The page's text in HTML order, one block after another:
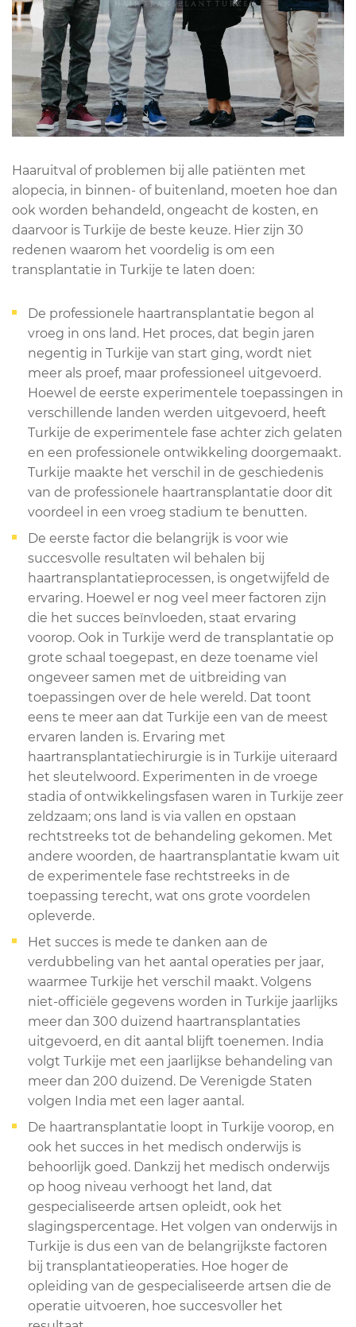
Haaruitval of problemen bij alle patiënten met
alopecia, in binnen- of buitenland, moeten hoe dan
ook worden behandeld, ongeacht de kosten, en
daarvoor is Turkije de beste keuze. Hier zijn 30
redenen waarom het voordelig is om een
transplantatie in Turkije te laten doen:
De professionele haartransplantatie begon al
vroeg in ons land. Het proces, dat begin jaren
negentig in Turkije van start ging, wordt niet
meer als proef, maar professioneel uitgevoerd.
Hoewel de eerste experimentele toepassingen in
verschillende landen werden uitgevoerd, heeft
Turkije de experimentele fase achter zich gelaten
en een professionele ontwikkeling doorgemaakt.
Turkije maakte het verschil in de geschiedenis
van de professionele haartransplantatie door dit
voordeel in een vroeg stadium te benutten.
De eerste factor die belangrijk is voor wie
succesvolle resultaten wil behalen bij
haartransplantatieprocessen, is ongetwijfeld de
ervaring. Hoewel er nog veel meer factoren zijn
die het succes beïnvloeden, staat ervaring
voorop. Ook in Turkije werd de transplantatie op
grote schaal toegepast, en deze toename viel
ongeveer samen met de uitbreiding van
toepassingen over de hele wereld. Dat toont
eens te meer aan dat Turkije een van de meest
ervaren landen is. Ervaring met
haartransplantatiechirurgie is in Turkije uiteraard
het sleutelwoord. Experimenten in de vroege
stadia of ontwikkelingsfasen waren in Turkije zeer
zeldzaam; ons land is via vallen en opstaan
rechtstreeks tot de behandeling gekomen. Met
andere woorden, de haartransplantatie kwam uit
de experimentele fase rechtstreeks in de
toepassing terecht, wat ons grote voordelen
opleverde.
Het succes is mede te danken aan de
verdubbeling van het aantal operaties per jaar,
waarmee Turkije het verschil maakt. Volgens
niet-officiële gegevens worden in Turkije jaarlijks
meer dan 300 duizend haartransplantaties
uitgevoerd, en dit aantal blijft toenemen. India
volgt Turkije met een jaarlijkse behandeling van
meer dan 200 duizend. De Verenigde Staten
volgen India met een lager aantal.
De haartransplantatie loopt in Turkije voorop, en
ook het succes in het medisch onderwijs is
behoorlijk goed. Dankzij het medisch onderwijs
op hoog niveau verhoogt het land, dat
gespecialiseerde artsen opleidt, ook het
slagingspercentage. Het volgen van onderwijs in
Turkije is dus een van de belangrijkste factoren
bij transplantatieoperaties. Hoe hoger de
opleiding van de gespecialiseerde artsen die de
operatie uitvoeren, hoe succesvoller het